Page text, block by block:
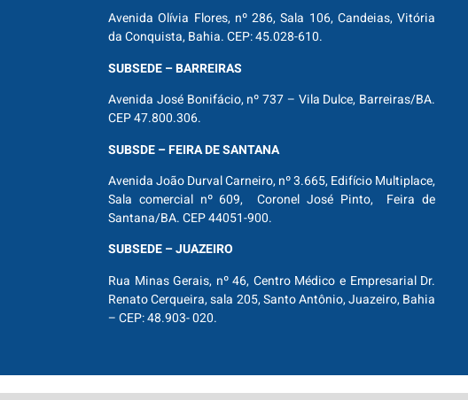
Avenida Olívia Flores, nº 286, Sala 106, Candeias, Vitória
da Conquista, Bahia. CEP: 45.028-610.
SUBSEDE – BARREIRAS
Avenida José Bonifácio, nº 737 – Vila Dulce, Barreiras/BA.
CEP 47.800.306.
SUBSDE – FEIRA DE SANTANA
Avenida João Durval Carneiro, nº 3.665, Edifício Multiplace,
Sala comercial nº 609, Coronel José Pinto, Feira de
Santana/BA. CEP 44051-900.
SUBSEDE – JUAZEIRO
Rua Minas Gerais, nº 46, Centro Médico e Empresarial Dr.
Renato Cerqueira, sala 205, Santo Antônio, Juazeiro, Bahia
– CEP: 48.903- 020.